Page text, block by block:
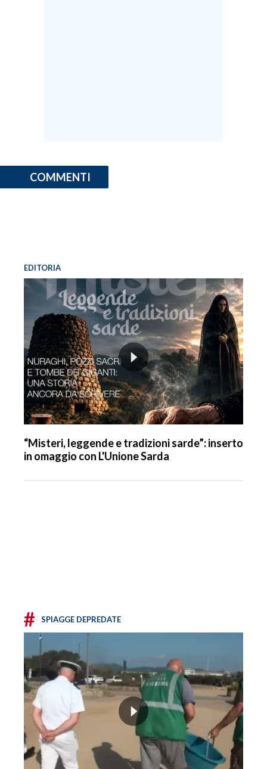
COMMENTI
EDITORIA
“Misteri, leggende e tradizioni sarde”: inserto
in omaggio con L'Unione Sarda
# SPIAGGE DEPREDATE